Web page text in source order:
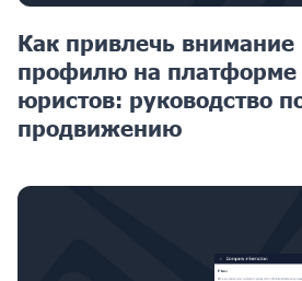
Как привлечь
профилю на платформе
юристов: руководство
продвижению